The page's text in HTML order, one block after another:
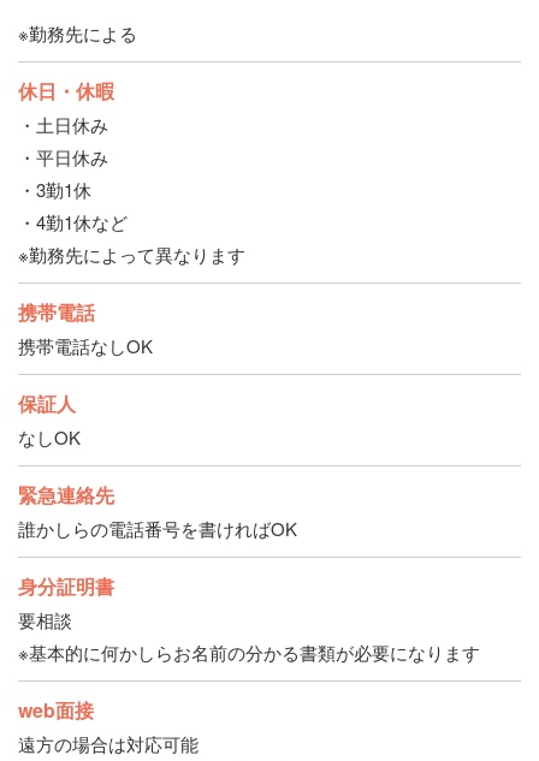
※勤務先による
休日・休暇
・土日休み
・平日休み
・3勤1休
・4勤1休など
※勤務先によって異なります
携帯電話
携帯電話なしOK
保証人
なしOK
緊急連絡先
誰かしらの電話番号を書ければOK
身分証明書
要相談
※基本的に何かしらお名前の分かる書類が必要になります
web面接
遠方の場合は対応可能